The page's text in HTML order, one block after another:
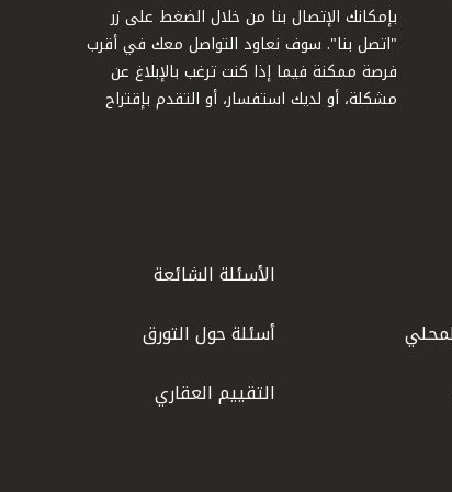
بإمكانك الإتصال بنا من خلال الضغط على زر
"اتصل بنا". سوف نعاود التواصل معك في أقرب
فرصة ممكنة فيما إذا كنت ترغب بالإبلاغ عن
مشكلة، أو لديك استفسار، أو التقدم بإقتراح
الأسئلة الشائعة
أسئلة حول التورق
التقييم العقاري